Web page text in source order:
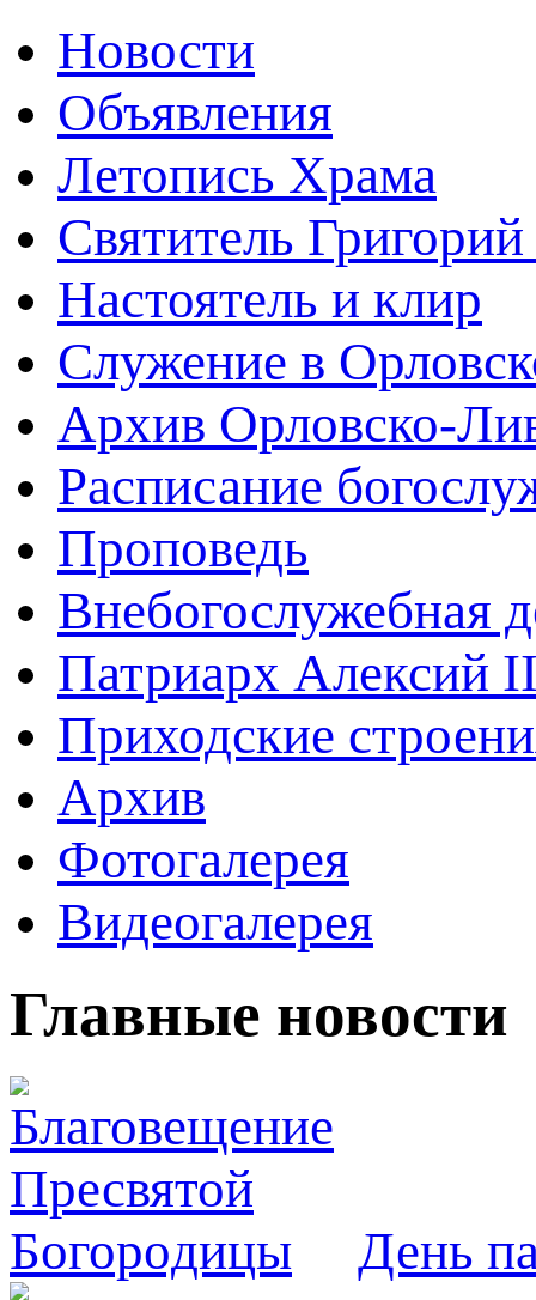
Новости
Объявления
Летопись Храма
Святитель
Настоятель и клир
Служение в
Архив Орловско-
Расписание
Проповедь
Внебогослужебная
Патриарх Алексий
Приходские
Архив
Фотогалерея
Видеогалерея
Главные новости
День